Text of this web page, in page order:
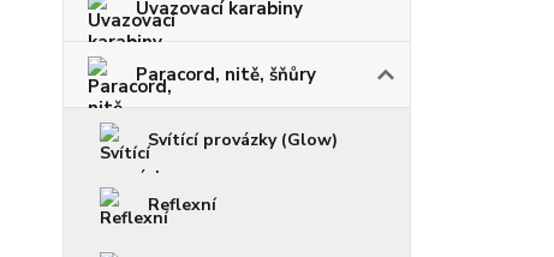
Uvazovací karabiny
Paracord, nitě, šňůry
Svítící provázky (Glow)
Reflexní